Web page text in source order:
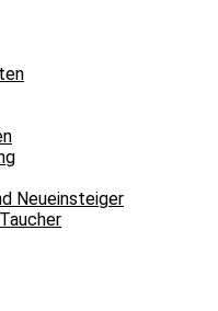
Neueinsteiger